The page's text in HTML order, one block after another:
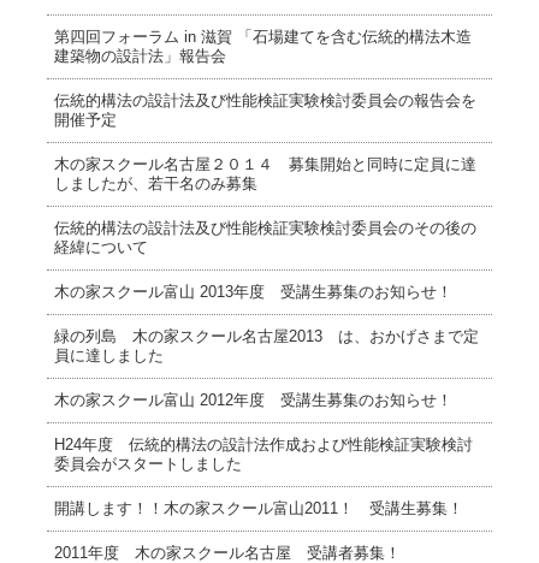
第四回フォーラム in 滋賀 「石場建てを含む伝統的構法木造
建築物の設計法」報告会
伝統的構法の設計法及び性能検証実験検討委員会の報告会を
開催予定
木の家スクール名古屋２０１４ 募集開始と同時に定員に達
しましたが、若干名のみ募集
伝統的構法の設計法及び性能検証実験検討委員会のその後の
経緯について
木の家スクール富山 2013年度 受講生募集のお知らせ！
緑の列島 木の家スクール名古屋2013 は、おかげさまで定
員に達しました
木の家スクール富山 2012年度 受講生募集のお知らせ！
H24年度 伝統的構法の設計法作成および性能検証実験検討
委員会がスタートしました
開講します！！木の家スクール富山2011！ 受講生募集！
2011年度 木の家スクール名古屋 受講者募集！